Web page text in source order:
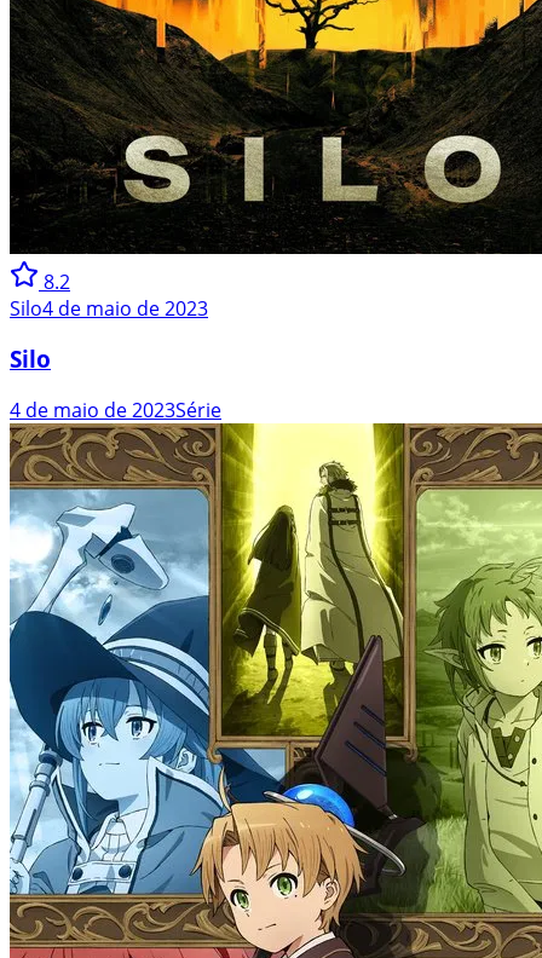
8.2
Silo4 de maio de 2023
Silo
4 de maio de 2023Série